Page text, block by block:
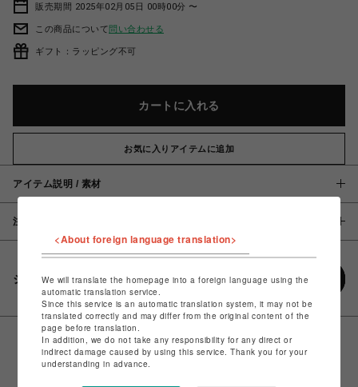
販売期間 2025年02月05日 00時00分 〜
この商品について問い合わせる
ギフト：ラッピング不可
カートに入れる
お気に入りアイテムに追加
アイテム説明 / 素材
注意事項
シェアする
<About foreign language translation>
We will translate the homepage into a foreign language using the
automatic translation service.
Since this service is an automatic translation system, it may not be
translated correctly and may differ from the original content of the
page before translation.
In addition, we do not take any responsibility for any direct or
indirect damage caused by using this service. Thank you for your
understanding in advance.